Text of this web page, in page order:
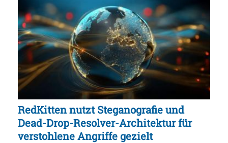
RedKitten nutzt Steganografie und
Dead-Drop-Resolver-Architektur für
verstohlene Angriffe gezielt